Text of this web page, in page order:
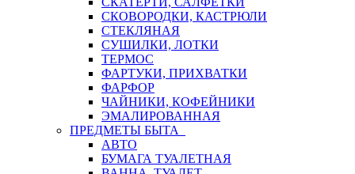
СКОВОРОДКИ, КАСТРЮЛИ
СТЕКЛЯНАЯ
СУШИЛКИ, ЛОТКИ
ТЕРМОС
ФАРТУКИ, ПРИХВАТКИ
ФАРФОР
ЧАЙНИКИ, КОФЕЙНИКИ
ЭМАЛИРОВАННАЯ
ПРЕДМЕТЫ БЫТА
АВТО
БУМАГА ТУАЛЕТНАЯ